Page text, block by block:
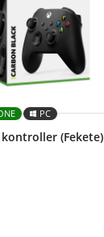
PC
(Fekete)